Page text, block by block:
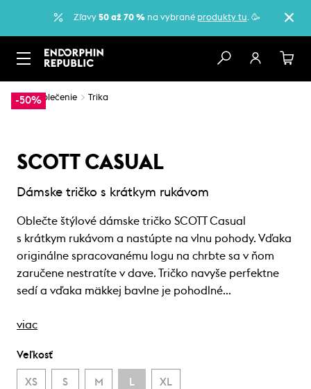
Zľavy 50 až 70 %na vybrané produkty tu. 🥳
-50%
… Oblečenie Trika
SCOTT CASUAL
Dámske tričko s krátkym rukávom
Oblečte štýlové dámske tričko SCOTT Casual
s krátkym rukávom a nastúpte na vlnu pohody. Vďaka
originálne spracovanému logu na chrbte sa v ňom
zaručene nestratíte v dave. Tričko navyše perfektne
sedí a vďaka mäkkej bavlne je pohodlné…
viac
Veľkosť
XS S M L XL